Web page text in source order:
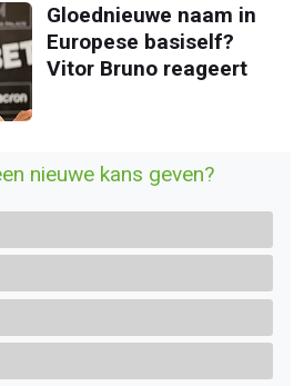
Gloednieuwe naam in
Europese basiself?
Vitor Bruno reageert
nieuwe kans geven?